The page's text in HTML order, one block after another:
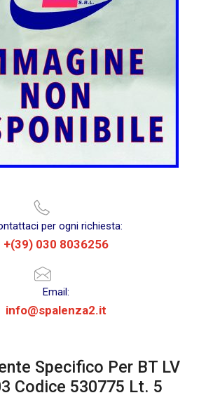
per ogni richiesta:
+(39) 030 8036256
Email:
info@spalenza2.it
Specifico Per BT LV
Codice 530775 Lt. 5